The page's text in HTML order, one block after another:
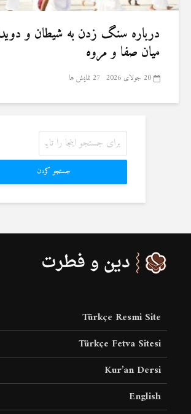
درباره سنگ زدن به شیطان و
میان صفا و مروه
20 جولای 2026 27 نمایش ها
جستجو کردن
Türkçe Resmi Site
Türkçe Fetva Sitesi
Kur’an Dersi
English